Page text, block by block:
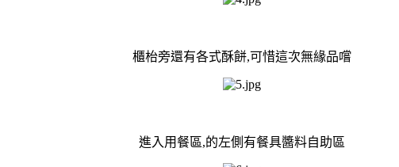
櫃枱旁還有各式酥餅,可惜這次無緣品嚐
進入用餐區,的左側有餐具醬料自助區